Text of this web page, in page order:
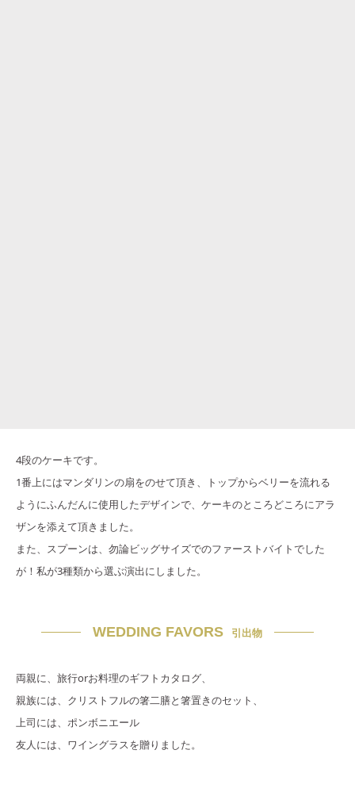
4段のケーキです。
1番上にはマンダリンの扇をのせて頂き、トップからベリーを流れる
ようにふんだんに使用したデザインで、ケーキのところどころにアラ
ザンを添えて頂きました。
また、スプーンは、勿論ビッグサイズでのファーストバイトでした
が！私が3種類から選ぶ演出にしました。
WEDDING FAVORS 引出物
両親に、旅行orお料理のギフトカタログ、
親族には、クリストフルの箸二膳と箸置きのセット、
上司には、ポンボニエール
友人には、ワイングラスを贈りました。